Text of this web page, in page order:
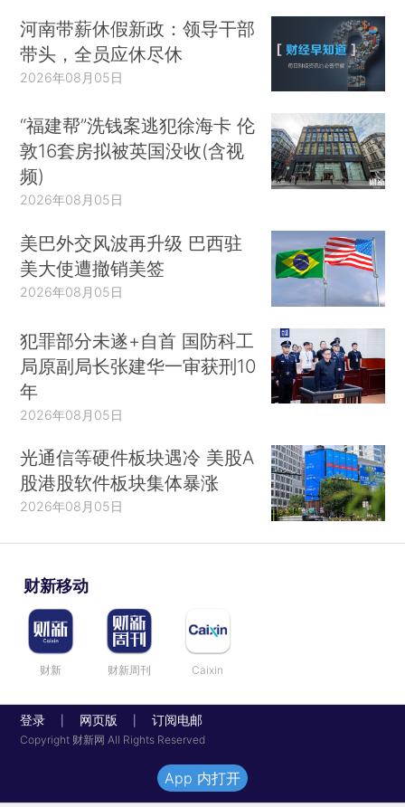
河南带薪休假新政：领导干部
带头，全员应休尽休
2026年08月05日
“福建帮”洗钱案逃犯徐海卡 伦
敦16套房拟被英国没收(含视
频)
2026年08月05日
美巴外交风波再升级 巴西驻
美大使遭撤销美签
2026年08月05日
犯罪部分未遂+自首 国防科工
局原副局长张建华一审获刑10
年
2026年08月05日
光通信等硬件板块遇冷 美股A
股港股软件板块集体暴涨
2026年08月05日
财新移动
财新 财新周刊 Caixin
登录 网页版 订阅电邮
Copyright 财新网 All Rights Reserved
App 内打开